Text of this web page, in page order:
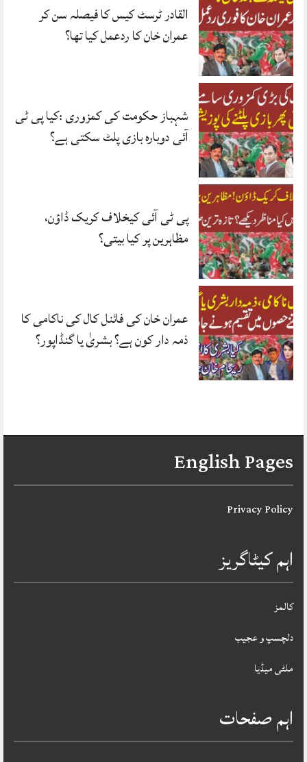
القادر ٹرسٹ کیس کا فیصلہ سن کر
عمران خان کا ردعمل کیا تھا؟
شہباز حکومت کی کمزوری :کیا پی ٹی
آئی دوبارہ بازی پلٹ سکتی ہے؟
پی ٹی آئی کیخلاف کریک ڈاؤن،
مظاہرین پر کیا بیتی؟
عمران خان کی فائنل کال کی ناکامی کا
ذمہ دار کون ہے؟ بشریٰ یا گنڈاپور؟
English Pages
Privacy Policy
اہم کیٹاگریز
کالمز
دلچسپ و عجیب
ملٹی میڈیا
اہم صفحات